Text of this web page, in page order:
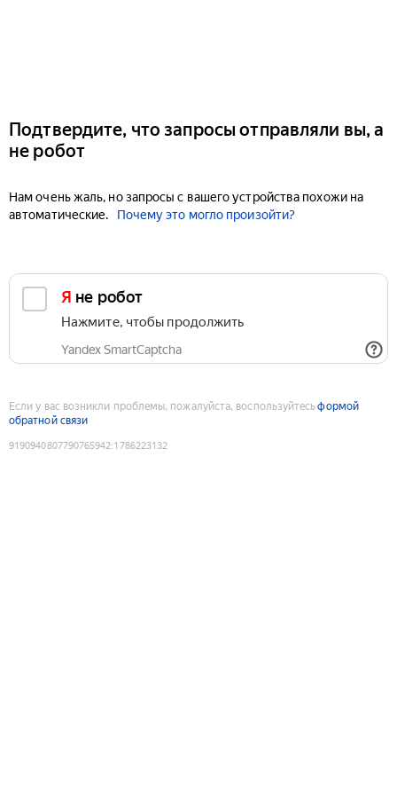
Подтвердите, что запросы отправляли вы, а
не робот
Нам очень жаль, но запросы с вашего устройства похожи на
автоматические.
Почему это могло произойти?
Я не робот
Нажмите, чтобы продолжить
Yandex SmartCaptcha
Если у вас возникли проблемы, пожалуйста, воспользуйтесьформой
обратной связи
9190940807790765942:1786223132